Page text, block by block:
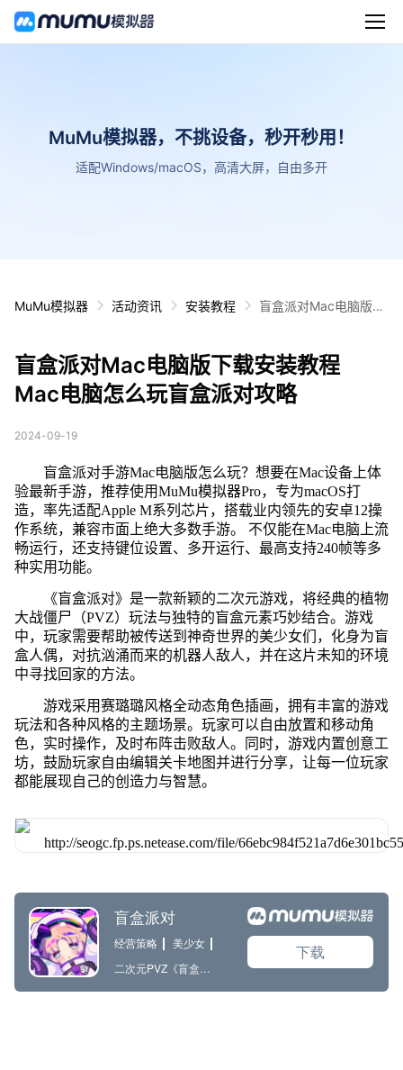
MuMu模拟器，不挑设备，秒开秒用！
适配Windows/macOS，高清大屏，自由多开
MuMu模拟器 活动资讯 安装教程
盲盒派对Mac电脑版下
盲盒派对Mac电脑版下载安装教程
Mac电脑怎么玩盲盒派对攻略
2024-09-19
盲盒派对手游Mac电脑版怎么玩？想要在Mac设备上体
验最新手游，推荐使用MuMu模拟器Pro，专为macOS打
造，率先适配Apple M系列芯片，搭载业内领先的安卓12操
作系统，兼容市面上绝大多数手游。 不仅能在Mac电脑上流
畅运行，还支持键位设置、多开运行、最高支持240帧等多
种实用功能。
《盲盒派对》是一款新颖的二次元游戏，将经典的植物
大战僵尸（PVZ）玩法与独特的盲盒元素巧妙结合。游戏
中，玩家需要帮助被传送到神奇世界的美少女们，化身为盲
盒人偶，对抗汹涌而来的机器人敌人，并在这片未知的环境
中寻找回家的方法。
游戏采用赛璐璐风格全动态角色插画，拥有丰富的游戏
玩法和各种风格的主题场景。玩家可以自由放置和移动角
色，实时操作，及时布阵击败敌人。同时，游戏内置创意工
坊，鼓励玩家自由编辑关卡地图并进行分享，让每一位玩家
都能展现自己的创造力与智慧。